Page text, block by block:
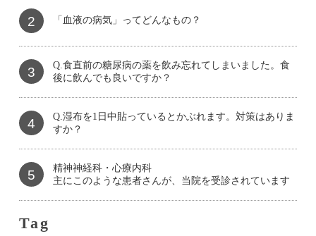
2 「血液の病気」ってどんなもの？
3
Q.食直前の糖尿病の薬を飲み忘れてしまいました。食
後に飲んでも良いですか？
4
Q.湿布を1日中貼っているとかぶれます。対策はありま
すか？
5
精神神経科・心療内科
主にこのような患者さんが、当院を受診されています
Tag